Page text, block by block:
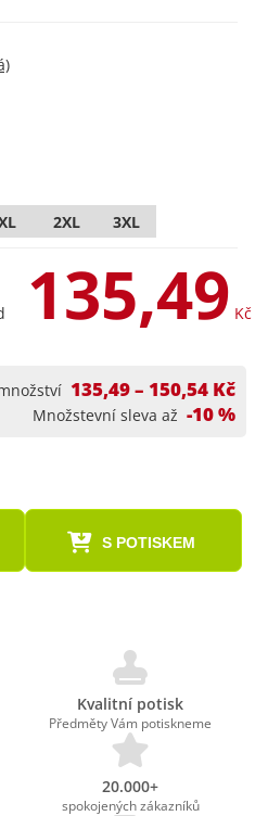
2XL 3XL
135,49 Kč
135,49 – 150,54 Kč
Množstevní sleva až -10 %
S POTISKEM
Kvalitní potisk
Předměty Vám potiskneme
20.000+
spokojených zákazníků